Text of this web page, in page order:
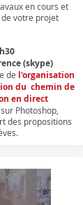
en cours et
votre projet
(skype)
de l'organisation
du chemin de
en direct
Photoshop,
des propositions